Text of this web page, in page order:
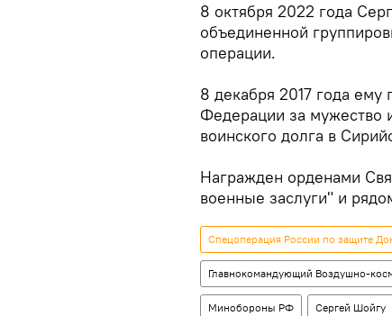
8 октября 2022 года
объединенной
операции.
8 декабря 2017 года ему
Федерации за мужество
воинского долга в
Награжден орденами
военные заслуги" и
Спецоперация России по защите
Главнокомандующий Воздушно-
Минобороны РФ Сергей Шойгу